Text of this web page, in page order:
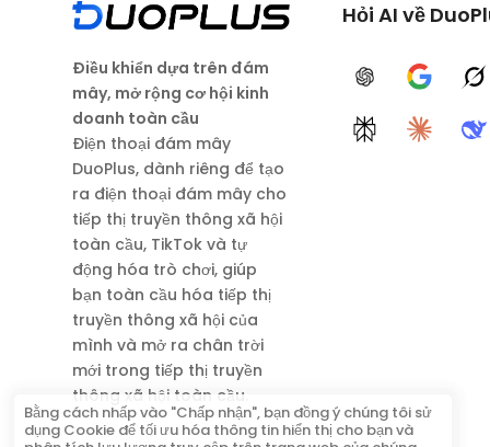
Điều khiển dựa trên đám
mây, mở rộng cơ hội kinh
doanh toàn cầu
Điện thoại đám mây
DuoPlus, dành riêng để tạo
ra điện thoại đám mây cho
tiếp thị truyền thông xã hội
toàn cầu, TikTok và tự
động hóa trò chơi, giúp
bạn toàn cầu hóa tiếp thị
truyền thông xã hội của
mình và mở ra chân trời
mới trong tiếp thị truyền
thông xã hội toàn cầu.
Hỏi AI về
ChatGPTGoogle AI
PerplexityClaude
Bằng cách nhấp vào "Chấp nhận", bạn đồng ý chúng tôi sử
dụng Cookie để tối ưu hóa thông tin hiển thị cho bạn và